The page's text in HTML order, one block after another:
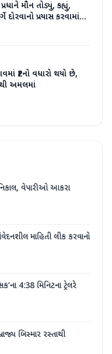
પ્રધાને મૌન તોડ્યું, કહ્યું,
પ્રયાસ કરવામાં
મહત્વનું નથી'
₹2નો વધારો થયો છે,
અમલમાં
નિકાલ, વેપારીઓ આકરા
માહિતી લીક કરવાનો
4:38 મિનિટના ટ્રેલરે
બિસ્માર રસ્તાથી